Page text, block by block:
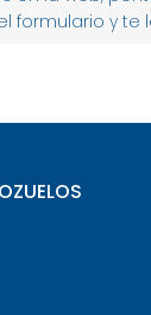
formulario y te